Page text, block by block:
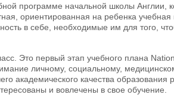
программе начальной школы Англии,
ориентированная на ребенка учебная
в себе, необходимые им для того,
Это первый этап учебного плана
личному, социальному,
академического качества образования
и вовлечены в свое обучение.